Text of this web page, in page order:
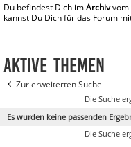
Du befindest Dich imArchivvom
kannst Du Dich für das Forum
Aktive Themen
Zur erweiterten Suche
Die Suche
Es wurden keine passenden
Die Suche